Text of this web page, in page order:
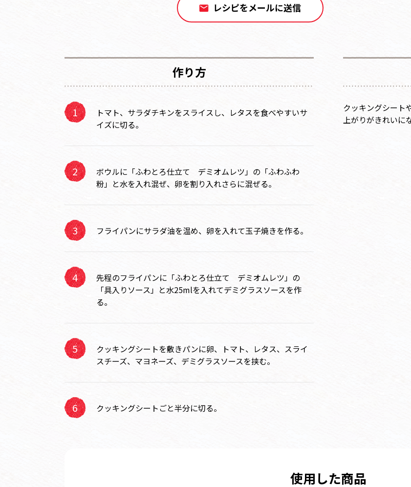
レシピをメールに送信
作り方
トマト、サラダチキンをスライスし、レタスを食べやすいサ
イズに切る。
ボウルに「ふわとろ仕立て デミオムレツ」の「ふわふわ
粉」と水を入れ混ぜ、卵を割り入れさらに混ぜる。
フライパンにサラダ油を温め、卵を入れて玉子焼きを作る。
先程のフライパンに「ふわとろ仕立て デミオムレツ」の
「具入りソース」と水25mlを入れてデミグラスソースを作
る。
クッキングシートを敷きパンに卵、トマト、レタス、スライ
スチーズ、マヨネーズ、デミグラスソースを挟む。
クッキングシートごと半分に切る。
クッキングシート
上がりがきれいに
使用した商品